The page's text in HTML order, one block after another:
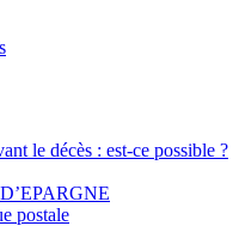
le décès : est-ce possible ?
postale